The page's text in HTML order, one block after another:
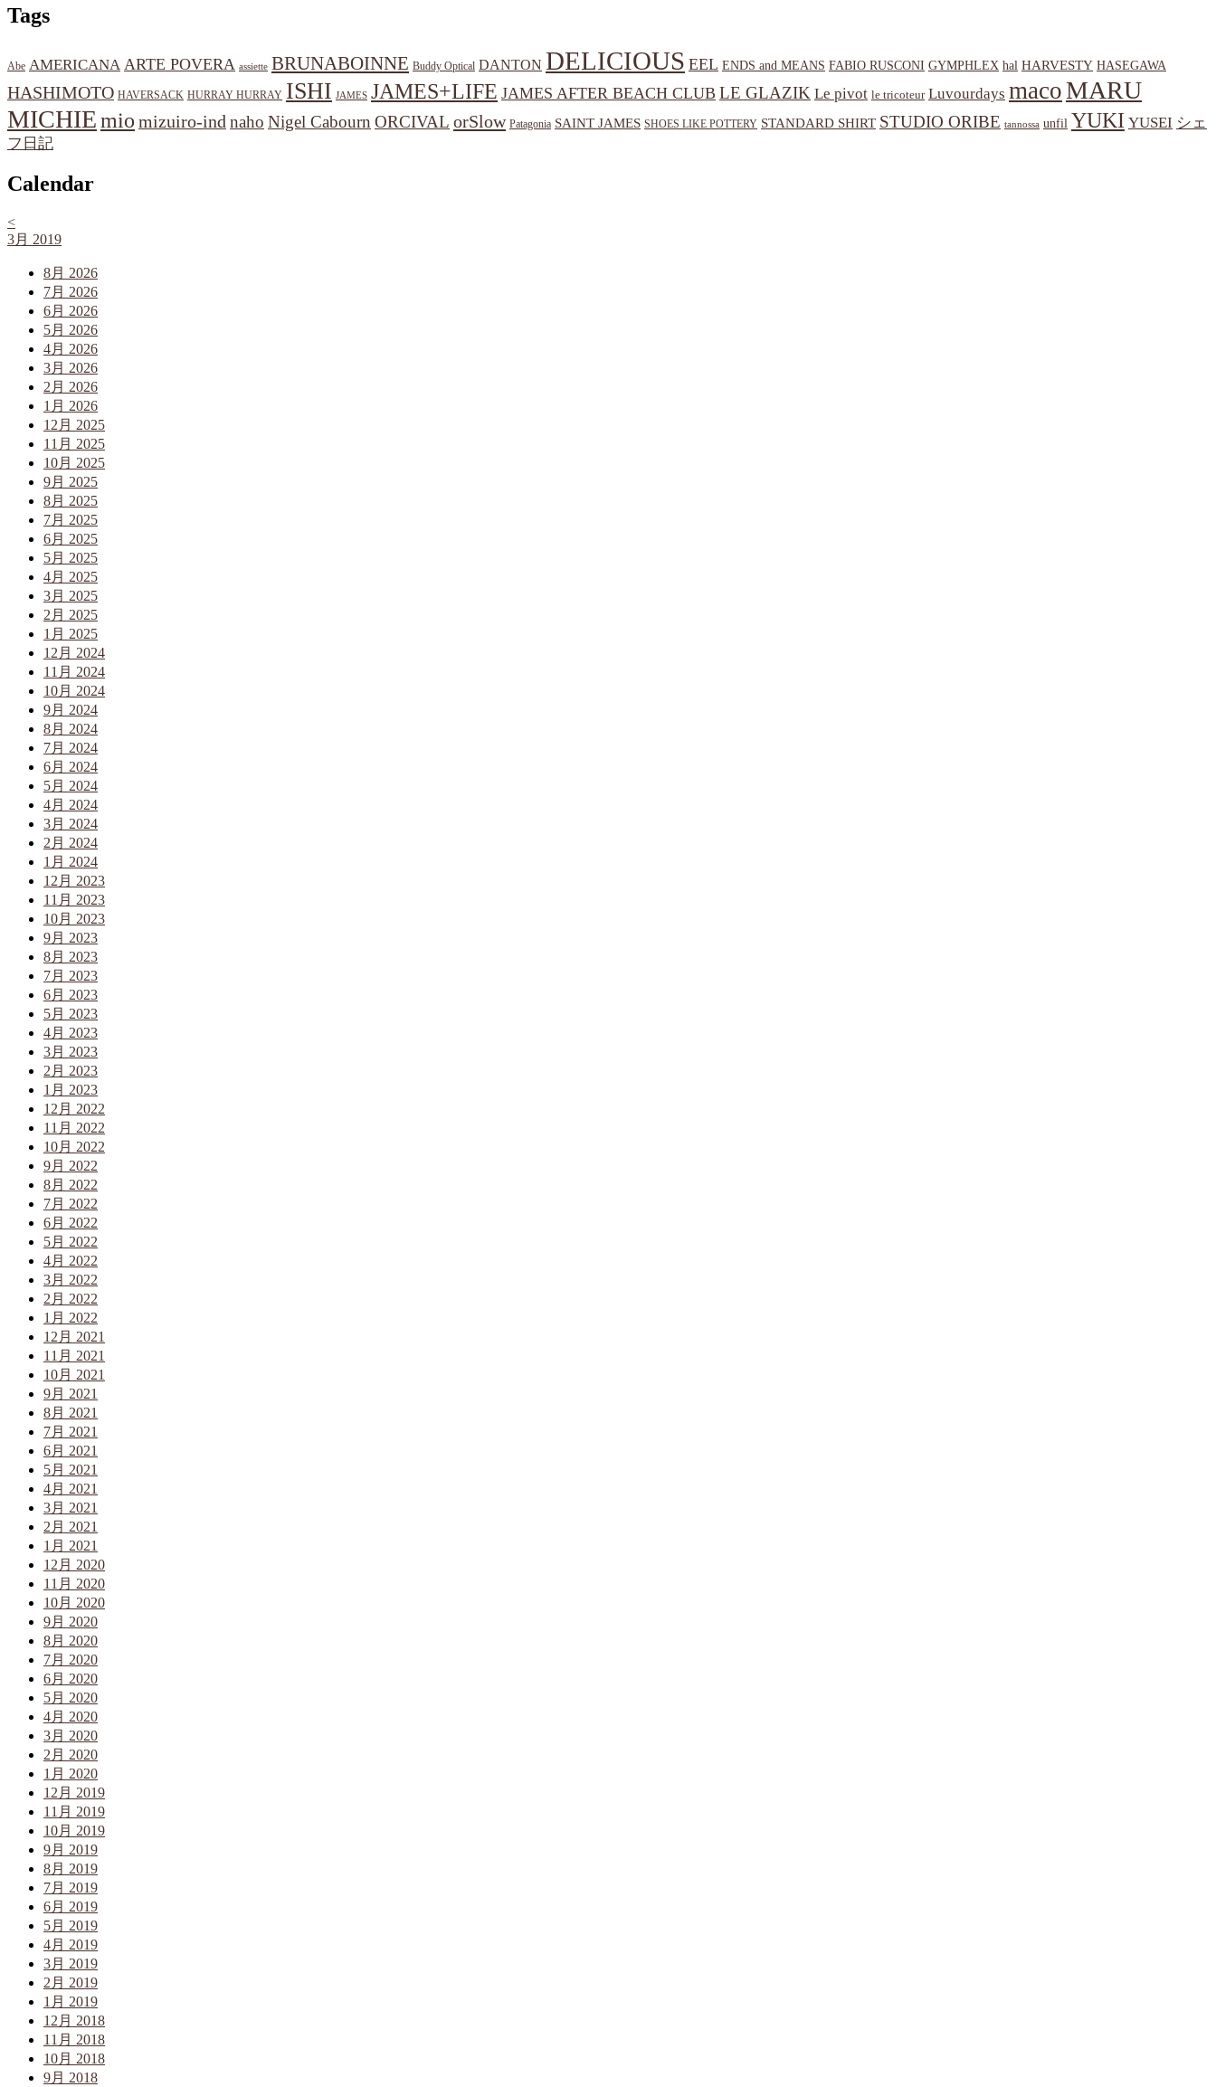
Tags
Abe AMERICANA ARTE POVERA assiette BRUNABOINNE Buddy Optical DANTON DELICIOUS EEL ENDS and MEANS FABIO RUSCONI GYMPHLEX hal HARVESTY HASEGAWA
HASHIMOTO HAVERSACK HURRAY HURRAY ISHI JAMES JAMES+LIFE JAMES AFTER BEACH CLUB LE GLAZIK Le pivot le tricoteur Luvourdays macoMARU
MICHIEmio mizuiro-ind naho Nigel Cabourn ORCIVAL orSlow Patagonia SAINT JAMES SHOES LIKE POTTERY STANDARD SHIRT STUDIO ORIBE tannossa unfil YUKI YUSEI シェ
フ日記
Calendar
<
3月 2019
8月 2026
7月 2026
6月 2026
5月 2026
4月 2026
3月 2026
2月 2026
1月 2026
12月 2025
11月 2025
10月 2025
9月 2025
8月 2025
7月 2025
6月 2025
5月 2025
4月 2025
3月 2025
2月 2025
1月 2025
12月 2024
11月 2024
10月 2024
9月 2024
8月 2024
7月 2024
6月 2024
5月 2024
4月 2024
3月 2024
2月 2024
1月 2024
12月 2023
11月 2023
10月 2023
9月 2023
8月 2023
7月 2023
6月 2023
5月 2023
4月 2023
3月 2023
2月 2023
1月 2023
12月 2022
11月 2022
10月 2022
9月 2022
8月 2022
7月 2022
6月 2022
5月 2022
4月 2022
3月 2022
2月 2022
1月 2022
12月 2021
11月 2021
10月 2021
9月 2021
8月 2021
7月 2021
6月 2021
5月 2021
4月 2021
3月 2021
2月 2021
1月 2021
12月 2020
11月 2020
10月 2020
9月 2020
8月 2020
7月 2020
6月 2020
5月 2020
4月 2020
3月 2020
2月 2020
1月 2020
12月 2019
11月 2019
10月 2019
9月 2019
8月 2019
7月 2019
6月 2019
5月 2019
4月 2019
3月 2019
2月 2019
1月 2019
12月 2018
11月 2018
10月 2018
9月 2018